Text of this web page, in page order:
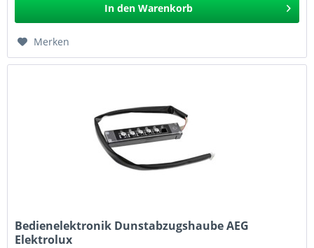
In den Warenkorb
Merken
Bedienelektronik Dunstabzugshaube AEG
Elektrolux